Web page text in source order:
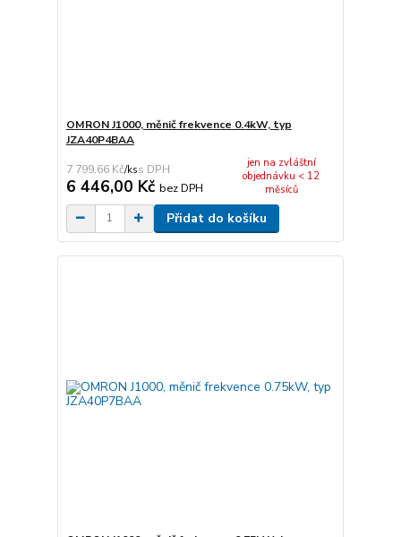
OMRON J1000, měnič frekvence 0.4kW, typ
JZA40P4BAA
7 799,66 Kč/ks
6 446,00 Kč bez DPH
jen na zvláštní
objednávku < 12
měsíců
Přidat do košíku